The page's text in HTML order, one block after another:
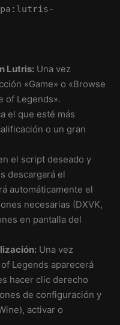
Lutris: Una vez
«Game» o «Browse
of Legends».
el que esté más
o un gran
el script deseado y
descargará el
automáticamente el
necesarias (DXVK,
en pantalla del
Una vez
Legends aparecerá
hacer clic derecho
de configuración y
activar o